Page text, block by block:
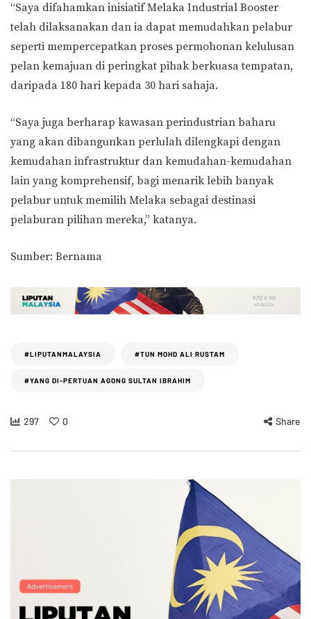
“Saya difahamkan inisiatif Melaka Industrial Booster
telah dilaksanakan dan ia dapat memudahkan pelabur
seperti mempercepatkan proses permohonan kelulusan
pelan kemajuan di peringkat pihak berkuasa tempatan,
daripada 180 hari kepada 30 hari sahaja.
“Saya juga berharap kawasan perindustrian baharu
yang akan dibangunkan perlulah dilengkapi dengan
kemudahan infrastruktur dan kemudahan-kemudahan
lain yang komprehensif, bagi menarik lebih banyak
pelabur untuk memilih Melaka sebagai destinasi
pelaburan pilihan mereka,” katanya.
Sumber: Bernama
#LIPUTANMALAYSIA #TUN MOHD ALI RUSTAM
#YANG DI-PERTUAN AGONG SULTAN IBRAHIM
297 0 Share